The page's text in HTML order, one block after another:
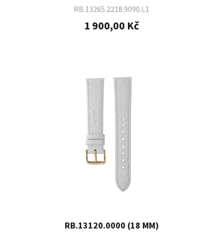
RB.13265.2218.9090.L1
1 900,00 Kč
RB.13120.0000 (18 MM)